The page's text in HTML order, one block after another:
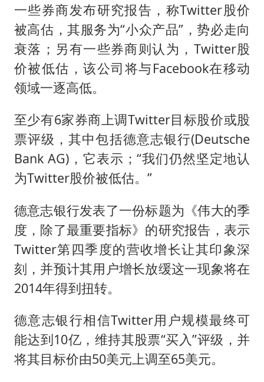
一些券商发布研究报告，称Twitter股价
被高估，其服务为“小众产品”，势必走向
衰落；另有一些券商则认为，Twitter股
价被低估，该公司将与Facebook在移动
领域一逐高低。
至少有6家券商上调Twitter目标股价或股
票评级，其中包括德意志银行(Deutsche
Bank AG)，它表示；“我们仍然坚定地认
为Twitter股价被低估。”
德意志银行发表了一份标题为《伟大的季
度，除了最重要指标》的研究报告，表示
Twitter第四季度的营收增长让其印象深
刻，并预计其用户增长放缓这一现象将在
2014年得到扭转。
德意志银行相信Twitter用户规模最终可
能达到10亿，维持其股票“买入”评级，并
将其目标价由50美元上调至65美元。